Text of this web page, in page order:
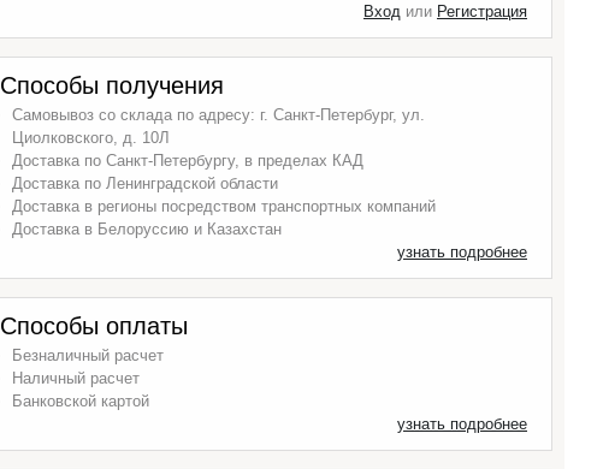
Вход или Регистрация
Способы получения
Самовывоз со склада по адресу: г. Санкт-Петербург, ул.
Циолковского, д. 10Л
Доставка по Санкт-Петербургу, в пределах КАД
Доставка по Ленинградской области
Доставка в регионы посредством транспортных компаний
Доставка в Белоруссию и Казахстан
узнать подробнее
Способы оплаты
Безналичный расчет
Наличный расчет
Банковской картой
узнать подробнее